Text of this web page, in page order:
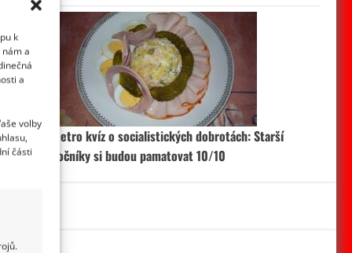
k
a
a
volby
části
Retro kvíz o socialistických dobrotách: Starší
ročníky si budou pamatovat 10/10